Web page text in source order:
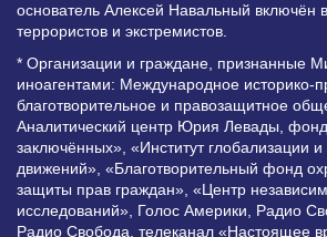
основатель Алексей Навальный включён
террористов и экстремистов.
* Организации и граждане, признанные
иноагентами: Международное историко-
благотворительное и правозащитное
Аналитический центр Юрия Левады,
заключённых», «Институт глобализации
движений», «Благотворительный фонд
защиты прав граждан», «Центр
исследований», Голос Америки, Радио
Радио Свобода, телеканал «Настоящее